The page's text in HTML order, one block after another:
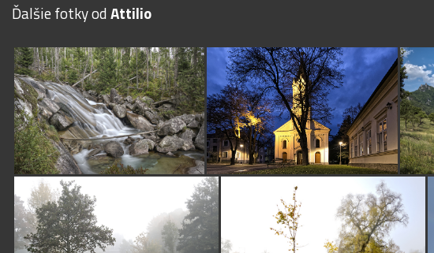
Ďalšie fotky odAttilio